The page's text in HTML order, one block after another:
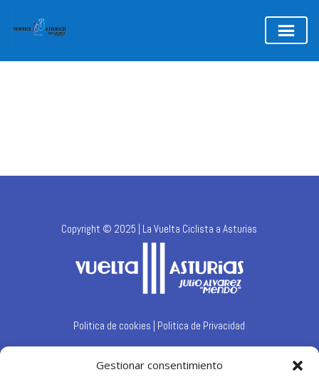
Gestionar consentimiento
Copyright © 2025 | La Vuelta Ciclista a Asturias
Politica de cookies | Politica de Privacidad